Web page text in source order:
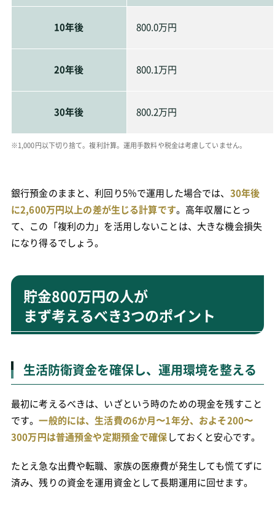
10年後 800.0万円
20年後 800.1万円
30年後 800.2万円
※1,000円以下切り捨て。複利計算。運用手数料や税金は考慮していません。
銀行預金のままと、利回り5％で運用した場合では、 30年後
に2,600万円以上の差が生じる計算です。高年収層にとっ
て、この「複利の力」を活用しないことは、大きな機会損失
になり得るでしょう。
貯金800万円の人が
まず考えるべき3つのポイント
生活防衛資金を確保し、運用環境を整える
最初に考えるべきは、いざという時のための現金を残すこと
です。一般的には、生活費の6か月〜1年分、およそ200〜
300万円は普通預金や定期預金で確保しておくと安心です。
たとえ急な出費や転職、家族の医療費が発生しても慌てずに
済み、残りの資金を運用資金として長期運用に回せます。